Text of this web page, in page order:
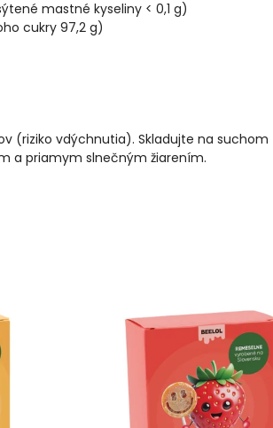
mastné kyseliny < 0,1 g)
cukry 97,2 g)
(riziko vdýchnutia). Skladujte na suchom
a priamym slnečným žiarením.